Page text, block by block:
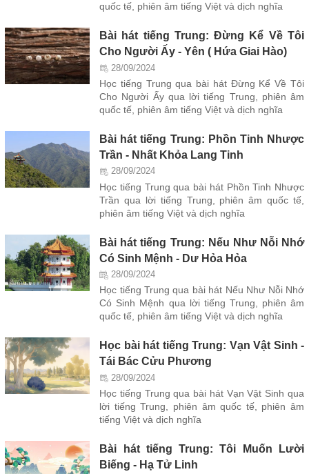
quốc tế, phiên âm tiếng Việt và dịch nghĩa
Bài hát tiếng Trung: Đừng Kể Về Tôi
Cho Người Ấy - Yên ( Hứa Giai Hào)
28/09/2024
Học tiếng Trung qua bài hát Đừng Kể Về Tôi
Cho Người Ấy qua lời tiếng Trung, phiên âm
quốc tế, phiên âm tiếng Việt và dịch nghĩa
Bài hát tiếng Trung: Phồn Tinh Nhược
Trần - Nhất Khỏa Lang Tinh
28/09/2024
Học tiếng Trung qua bài hát Phồn Tinh Nhược
Trần qua lời tiếng Trung, phiên âm quốc tế,
phiên âm tiếng Việt và dịch nghĩa
Bài hát tiếng Trung: Nếu Như Nỗi Nhớ
Có Sinh Mệnh - Dư Hỏa Hỏa
28/09/2024
Học tiếng Trung qua bài hát Nếu Như Nỗi Nhớ
Có Sinh Mệnh qua lời tiếng Trung, phiên âm
quốc tế, phiên âm tiếng Việt và dịch nghĩa
Học bài hát tiếng Trung: Vạn Vật Sinh -
Tái Bác Cửu Phương
28/09/2024
Học tiếng Trung qua bài hát Vạn Vật Sinh qua
lời tiếng Trung, phiên âm quốc tế, phiên âm
tiếng Việt và dịch nghĩa
Bài hát tiếng Trung: Tôi Muốn Lười
Biếng - Hạ Tử Linh